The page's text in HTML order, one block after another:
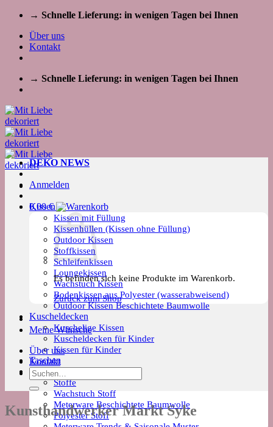
Zum
springen
→ Schnelle Lieferung: in wenigen Tagen bei Ihnen
Über uns
Kontakt
→ Schnelle Lieferung: in wenigen Tagen bei Ihnen
Kissen
Kissen mit Füllung
Kissenhüllen (Kissen ohne Füllung)
Outdoor Kissen
Stoffkissen
Schleifenkissen
Loungekissen
Wachstuch Kissen
Bodenkissen aus Polyester (wasserabweisend)
Outdoor Kissen Beschichtete Baumwolle
Kuscheldecken
Kuschelige Kissen
Kuscheldecken für Kinder
Kissen für Kinder
Taschen
Meterware
Stoffe
Wachstuch Stoff
Meterware Beschichtete Baumwolle
Polyester Stoff
DEKO NEWS
Anmelden
0,00€
Es befinden sich keine Produkte im Warenkorb.
Zurück zum Shop
Meine Wünsche
Über uns
Kontakt
Suchen
nach:
Kunsthandwerker Markt Syke